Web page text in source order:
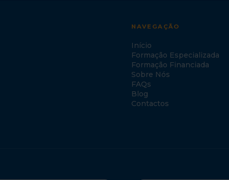
NAVEGAÇÃO
Início
Formação Especializada
Formação Financiada
Sobre Nós
FAQs
Blog
Contactos